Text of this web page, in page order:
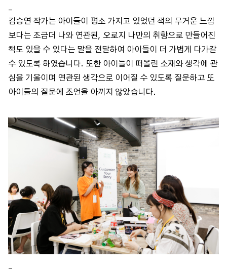
김승연 작가는 아이들이 평소 가지고 있었던 책의 무거운 느낌
보다는 조금더 나와 연관된, 오로지 나만의 취향으로 만들어진
책도 있을 수 있다는 말을 전달하여 아이들이 더 가볍게 다가갈
수 있도록 하였습니다. 또한 아이들이 떠올린 소재와 생각에 관
심을 기울이며 연관된 생각으로 이어질 수 있도록 질문하고 또
아이들의 질문에 조언을 아끼지 않았습니다.